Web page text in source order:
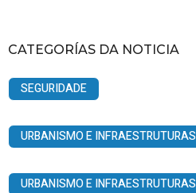
CATEGORÍAS DA NOTICIA
SEGURIDADE
URBANISMO E INFRAESTRUTURAS
URBANISMO E INFRAESTRUTURAS